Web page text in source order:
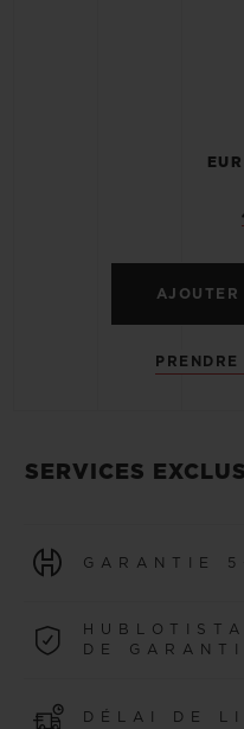
AJOUTER
SERVICES
GARANTIE
bénéficient d’une
DE
de votre montre avec 5
DÉLAI DE